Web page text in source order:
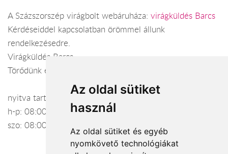
Az oldal sütiket
használ
Az oldal sütiket és egyéb
nyomkövető technológiákat
A Százszorszép virágbolt webáruháza: virágküldés Barcs
Kérdéseiddel kapcsolatban örömmel állunk
rendelkezésedre.
Virágküldés Barcs
Törődünk egymással
nyitva tartás:
h-p: 08:00-17:00
szo: 08:00-12:00